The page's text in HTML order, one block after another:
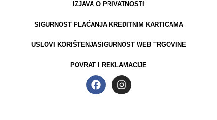
IZJAVA O PRIVATNOSTI
SIGURNOST PLAĆANJA KREDITNIM KARTICAMA
USLOVI KORIŠTENJASIGURNOST WEB TRGOVINE
POVRAT I REKLAMACIJE